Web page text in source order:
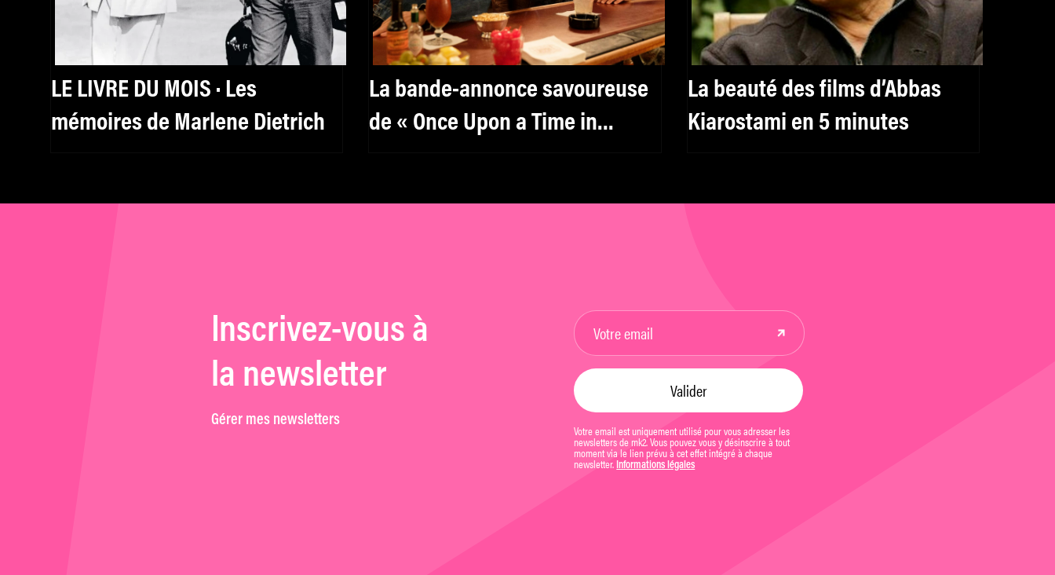
LE LIVRE DU MOIS · Les
mémoires de Marlene Dietrich
La bande-annonce savoureuse
de « Once Upon a Time in
La beauté des films d’Abbas
Kiarostami en 5 minutes
Inscrivez-vous à
la newsletter
Gérer mes newsletters
Votre email est uniquement utilisé pour vous adresser les
newsletters de mk2. Vous pouvez vous y désinscrire à tout
moment via le lien prévu à cet effet intégré à chaque
newsletter. Informations légales